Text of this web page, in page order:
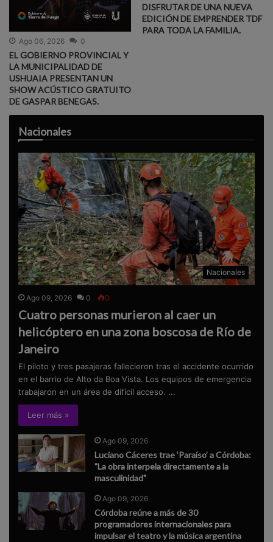
Ago 06, 2026 0
EL GOBIERNO PROVINCIAL Y
LA MUNICIPALIDAD DE
USHUAIA PRESENTAN UN
SHOW ACÚSTICO GRATUITO
DE GASPAR BENEGAS.
DISFRUTAR DE UNA NUEVA
EDICIÓN DE EMPRENDER TDF
PARA TODA LA FAMILIA.
Nacionales
Nacionales
Ago 09, 2026 0 0
Cuatro personas murieron al caer un
helicóptero en una zona boscosa de Río de
Janeiro
El piloto y tres pasajeras fallecieron tras el accidente ocurrido
en el barrio de Alto da Boa Vista. Los equipos de emergencia
trabajaron en un área de difícil acceso. ...
Leer más »
Ago 09, 2026
Luciano Cáceres trae ‘Paraíso’ a Córdoba:
"La obra interpela directamente a la
masculinidad"
Ago 09, 2026
Córdoba reúne a más de 30
programadores internacionales para
impulsar el teatro y la música argentina